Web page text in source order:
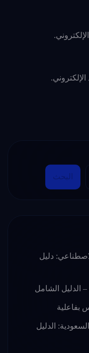
البحث
دليل
الدليل الشامل
بفاعلية
الدليل